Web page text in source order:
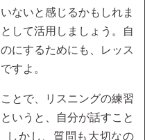
ないと感じるかもしれま
して活用しましょう。自
にするためにも、レッス
すよ。
とで、リスニングの練習
いうと、自分が話すこと
しかし、質問も大切なの